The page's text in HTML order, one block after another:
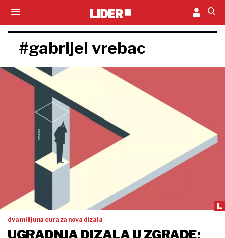
#gabrijel vrebac
dva milijuna eura za nova dizala